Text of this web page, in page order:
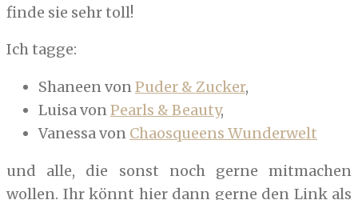
finde sie sehr toll!
Ich tagge:
Shaneen vonPuder & Zucker,
Luisa vonPearls & Beauty,
Vanessa von Chaosqueens Wunderwelt
und alle, die sonst noch gerne mitmachen
wollen. Ihr könnt hier dann gerne den Link als